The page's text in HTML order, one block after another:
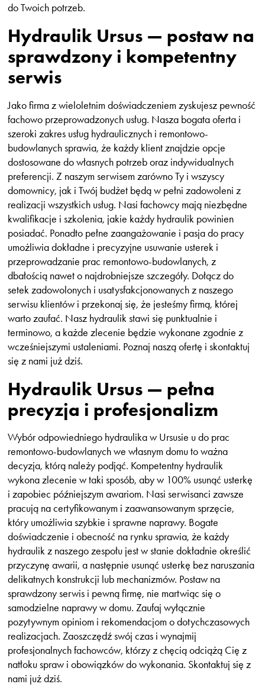
do Twoich potrzeb.
Hydraulik Ursus — postaw na
sprawdzony i kompetentny
serwis
Jako firma z wieloletnim doświadczeniem zyskujesz pewność
fachowo przeprowadzonych usług. Nasza bogata oferta i
szeroki zakres usług hydraulicznych i remontowo-
budowlanych sprawia, że każdy klient znajdzie opcje
dostosowane do własnych potrzeb oraz indywidualnych
preferencji. Z naszym serwisem zarówno Ty i wszyscy
domownicy, jak i Twój budżet będą w pełni zadowoleni z
realizacji wszystkich usług. Nasi fachowcy mają niezbędne
kwalifikacje i szkolenia, jakie każdy hydraulik powinien
posiadać. Ponadto pełne zaangażowanie i pasja do pracy
umożliwia dokładne i precyzyjne usuwanie usterek i
przeprowadzanie prac remontowo-budowlanych, z
dbałością nawet o najdrobniejsze szczegóły. Dołącz do
setek zadowolonych i usatysfakcjonowanych z naszego
serwisu klientów i przekonaj się, że jesteśmy firmą, której
warto zaufać. Nasz hydraulik stawi się punktualnie i
terminowo, a każde zlecenie będzie wykonane zgodnie z
wcześniejszymi ustaleniami. Poznaj naszą ofertę i skontaktuj
się z nami już dziś.
Hydraulik Ursus — pełna
precyzja i profesjonalizm
Wybór odpowiedniego hydraulika w Ursusie u do prac
remontowo-budowlanych we własnym domu to ważna
decyzja, którą należy podjąć. Kompetentny hydraulik
wykona zlecenie w taki sposób, aby w 100% usunąć usterkę
i zapobiec późniejszym awariom. Nasi serwisanci zawsze
pracują na certyfikowanym i zaawansowanym sprzęcie,
który umożliwia szybkie i sprawne naprawy. Bogate
doświadczenie i obecność na rynku sprawia, że każdy
hydraulik z naszego zespołu jest w stanie dokładnie określić
przyczynę awarii, a następnie usunąć usterkę bez naruszania
delikatnych konstrukcji lub mechanizmów. Postaw na
sprawdzony serwis i pewną firmę, nie martwiąc się o
samodzielne naprawy w domu. Zaufaj wyłącznie
pozytywnym opiniom i rekomendacjom o dotychczasowych
realizacjach. Zaoszczędź swój czas i wynajmij
profesjonalnych fachowców, którzy z chęcią odciążą Cię z
natłoku spraw i obowiązków do wykonania. Skontaktuj się z
nami już dziś.